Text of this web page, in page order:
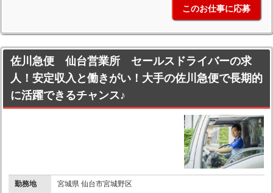
このお仕事に応募
佐川急便 仙台営業所 セールスドライバーの求
人！安定収入と働きがい！大手の佐川急便で長期的
に活躍できるチャンス♪
勤務地 宮城県 仙台市宮城野区